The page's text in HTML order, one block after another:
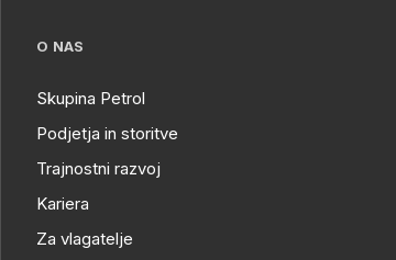
O NAS
Skupina Petrol
Podjetja in storitve
Trajnostni razvoj
Kariera
Za vlagatelje